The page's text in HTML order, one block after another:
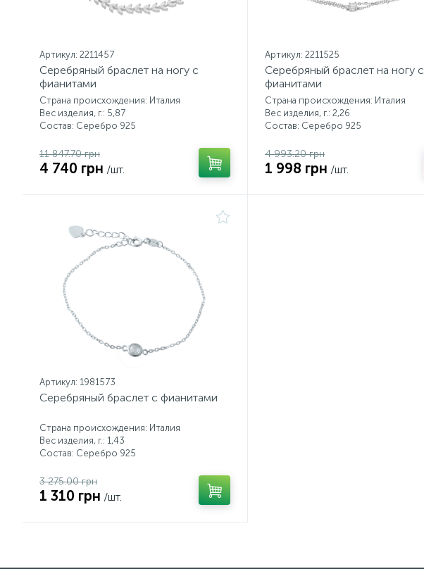
Артикул: 2211457
Серебряный браслет на ногу с
фианитами
Страна происхождения: Италия
Вес изделия, г.: 5,87
Состав: Серебро 925
11 847.70 грн
4 740 грн /шт.
Артикул: 2211525
Серебряный браслет на ногу с
фианитами
Страна происхождения: Италия
Вес изделия, г.: 2,26
Состав: Серебро 925
4 993.20 грн
1 998 грн /шт.
Артикул: 1981573
Серебряный браслет с фианитами
Страна происхождения: Италия
Вес изделия, г.: 1,43
Состав: Серебро 925
3 275.00 грн
1 310 грн /шт.